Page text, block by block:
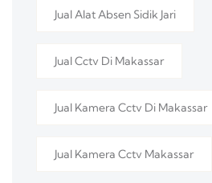
Jual Alat Absen Sidik Jari
Jual Cctv Di Makassar
Jual Kamera Cctv Di Makassar
Jual Kamera Cctv Makassar